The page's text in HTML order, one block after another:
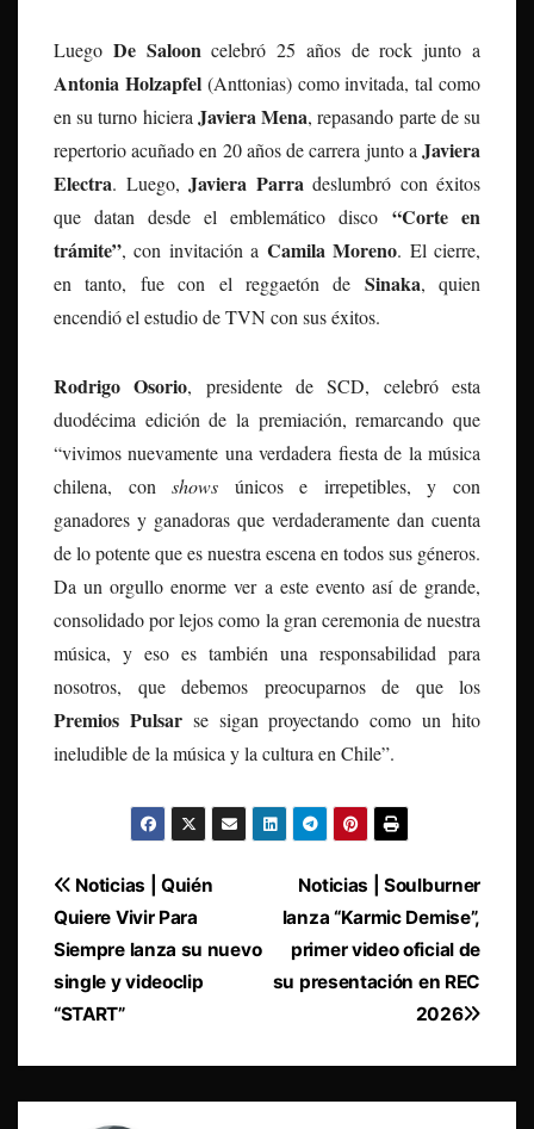
Luego De Salooncelebró 25 años de rock junto a
Antonia Holzapfel(Anttonias) como invitada, tal como
en su turno hicieraJaviera Mena, repasando parte de su
repertorio acuñado en 20 años de carrera junto aJaviera
Electra. Luego, Javiera Parradeslumbró con éxitos
que datan desde el emblemático disco “Corte en
trámite”, con invitación a Camila Moreno. El cierre,
en tanto, fue con el reggaetón de Sinaka, quien
encendió el estudio de TVN con sus éxitos.
Rodrigo Osorio, presidente de SCD, celebró esta
duodécima edición de la premiación, remarcando que
“vivimos nuevamente una verdadera fiesta de la música
chilena, conshows únicos e irrepetibles, y con
ganadores y ganadoras que verdaderamente dan cuenta
de lo potente que es nuestra escena en todos sus géneros.
Da un orgullo enorme ver a este evento así de grande,
consolidado por lejos como la gran ceremonia de nuestra
música, y eso es también una responsabilidad para
nosotros, que debemos preocuparnos de que los
Premios Pulsarse sigan proyectando como un hito
ineludible de la música y la cultura en Chile”.
Navegación
de
entradas
Noticias | Soulburner
lanza “Karmic Demise”,
primer video oficial de
su presentación en REC
2026
Noticias | Quién
Quiere Vivir Para
Siempre lanza su nuevo
single y videoclip
“START”